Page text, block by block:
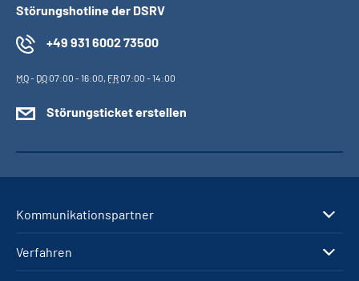
Störungshotline der DSRV
+49 931 6002 73500
MO- DO07:00 - 16:00, FR07:00 - 14:00
Störungsticket erstellen
Kommunikationspartner
Verfahren